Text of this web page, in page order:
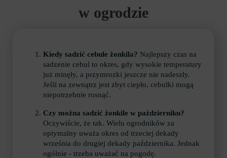
w ogrodzie
Kiedy sadzić cebule żonkila? Najlepszy czas na
sadzenie cebul to okres, gdy wysokie temperatury
już minęły, a przymrozki jeszcze nie nadeszły.
Jeśli na zewnątrz jest zbyt ciepło, cebulki mogą
niepotrzebnie rosnąć.
Czy można sadzić żonkile w październiku?
Oczywiście, że tak. Wielu ogrodników za
optymalny uważa okres od trzeciej dekady
września do drugiej dekady października. Jednak
ogólnie - trzeba uważać na pogodę.